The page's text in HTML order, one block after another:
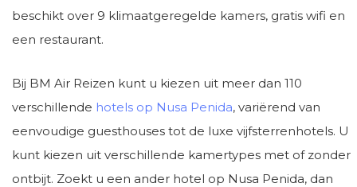
beschikt over 9 klimaatgeregelde kamers, gratis wifi en
een restaurant.
Bij BM Air Reizen kunt u kiezen uit meer dan 110
verschillende hotels op Nusa Penida, variërend van
eenvoudige guesthouses tot de luxe vijfsterrenhotels. U
kunt kiezen uit verschillende kamertypes met of zonder
ontbijt. Zoekt u een ander hotel op Nusa Penida, dan